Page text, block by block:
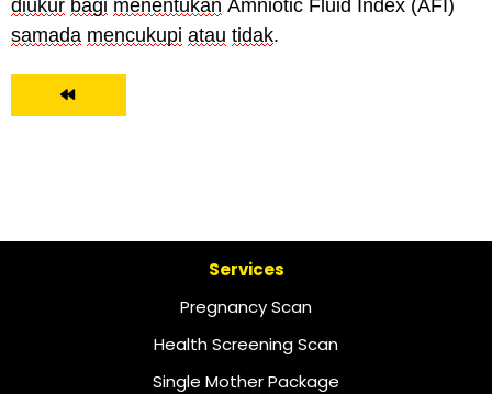
diukur bagi menentukan Amniotic Fluid Index (AFI)
samada mencukupi atau tidak.
Services
Pregnancy Scan
Health Screening Scan
Single Mother Package